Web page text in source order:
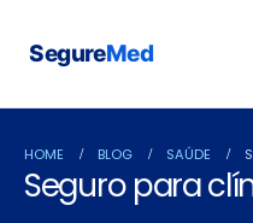
SegureMed
HOME BLOG SAÚDE
Seguro para